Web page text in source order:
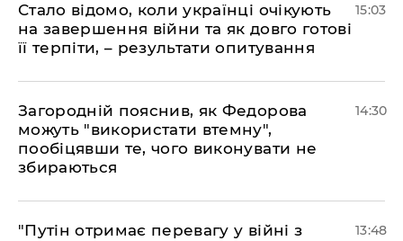
Стало відомо, коли українці очікують
на завершення війни та як довго готові
її терпіти, – результати опитування
15:03
Загородній пояснив, як Федорова
можуть "використати втемну",
пообіцявши те, чого виконувати не
збираються
14:30
"Путін отримає перевагу у війні з
13:48